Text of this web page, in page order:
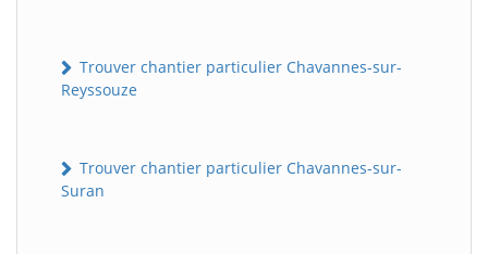
Trouver chantier particulier Chavannes-sur-
Reyssouze
Trouver chantier particulier Chavannes-sur-
Suran